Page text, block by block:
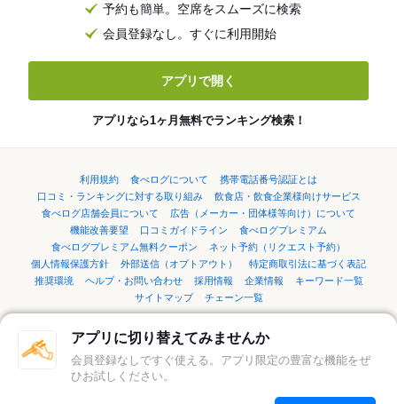
アプリに切り替えてみませんか
会員登録なしですぐ使える。アプリ限定の豊富な機能をぜ
ひお試しください。
予約も簡単。空席をスムーズに検索
会員登録なし。すぐに利用開始
アプリで開く
アプリなら1ヶ月無料でランキング検索！
利用規約 食べログについて
携帯電話番号認証とは
口コミ・ランキングに対する取り組み
飲食店・飲食企業様向けサービス
食べログ店舗会員について
広告（メーカー・団体様等向け）について
機能改善要望
口コミガイドライン
食べログプレミアム
食べログプレミアム無料クーポン
ネット予約（リクエスト予約）
個人情報保護方針
外部送信（オプトアウト）
特定商取引法に基づく表記
推奨環境
ヘルプ・お問い合わせ 採用情報 企業情報
キーワード一覧
サイトマップ
チェーン一覧
言語： English 简体中文 繁體中文 한국어